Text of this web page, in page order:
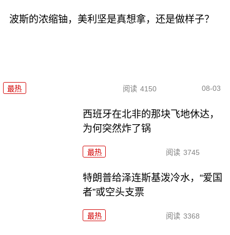
波斯的浓缩铀，美利坚是真想拿，还是做样子？
最热 阅读 4150 08-03
西班牙在北非的那块飞地休达，
为何突然炸了锅
最热 阅读 3745
特朗普给泽连斯基泼冷水，“爱国
者”或空头支票
最热 阅读 3368